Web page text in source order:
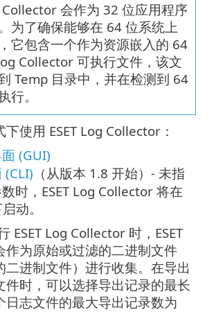
Collector 会作为 32 位应用程序
为了确保能够在 64 位系统上
它包含一个作为资源嵌入的 64
Collector 可执行文件，该文
Temp 目录中，并在检测到 64
行。
使用 ESET Log Collector：
(GUI)
(CLI) （从版本 1.8 开始）- 未指
时，ESET Log Collector 将在
动。
ESET Log Collector 时，ESET
作为原始或过滤的二进制文件
二进制文件）进行收集。在导出
件时，可以选择导出记录的最长
日志文件的最大导出记录数为